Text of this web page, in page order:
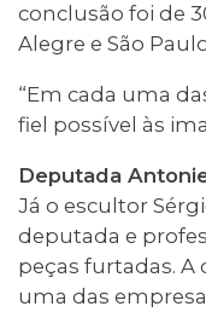
conclusão foi de
Alegre e São
“Em cada uma
fiel possível às
Deputada
Já o escultor
deputada e
peças furtadas. A
uma das